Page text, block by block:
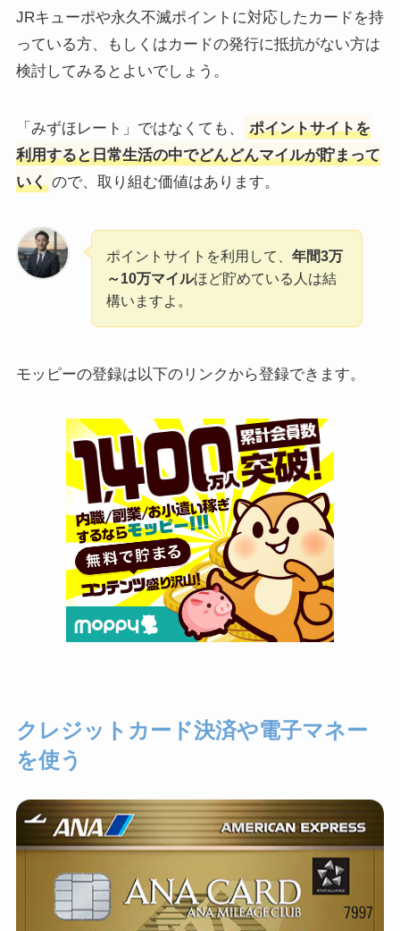
JRキューポや永久不滅ポイントに対応したカードを持
っている方、もしくはカードの発行に抵抗がない方は
検討してみるとよいでしょう。
「みずほレート」ではなくても、
ポイントサイトを
利用すると日常生活の中でどんどんマイルが貯まって
いく ので、取り組む価値はあります。
ポイントサイトを利用して、年間3万
～10万マイルほど貯めている人は結
構いますよ。
モッピーの登録は以下のリンクから登録できます。
クレジットカード決済や電子マネー
を使う